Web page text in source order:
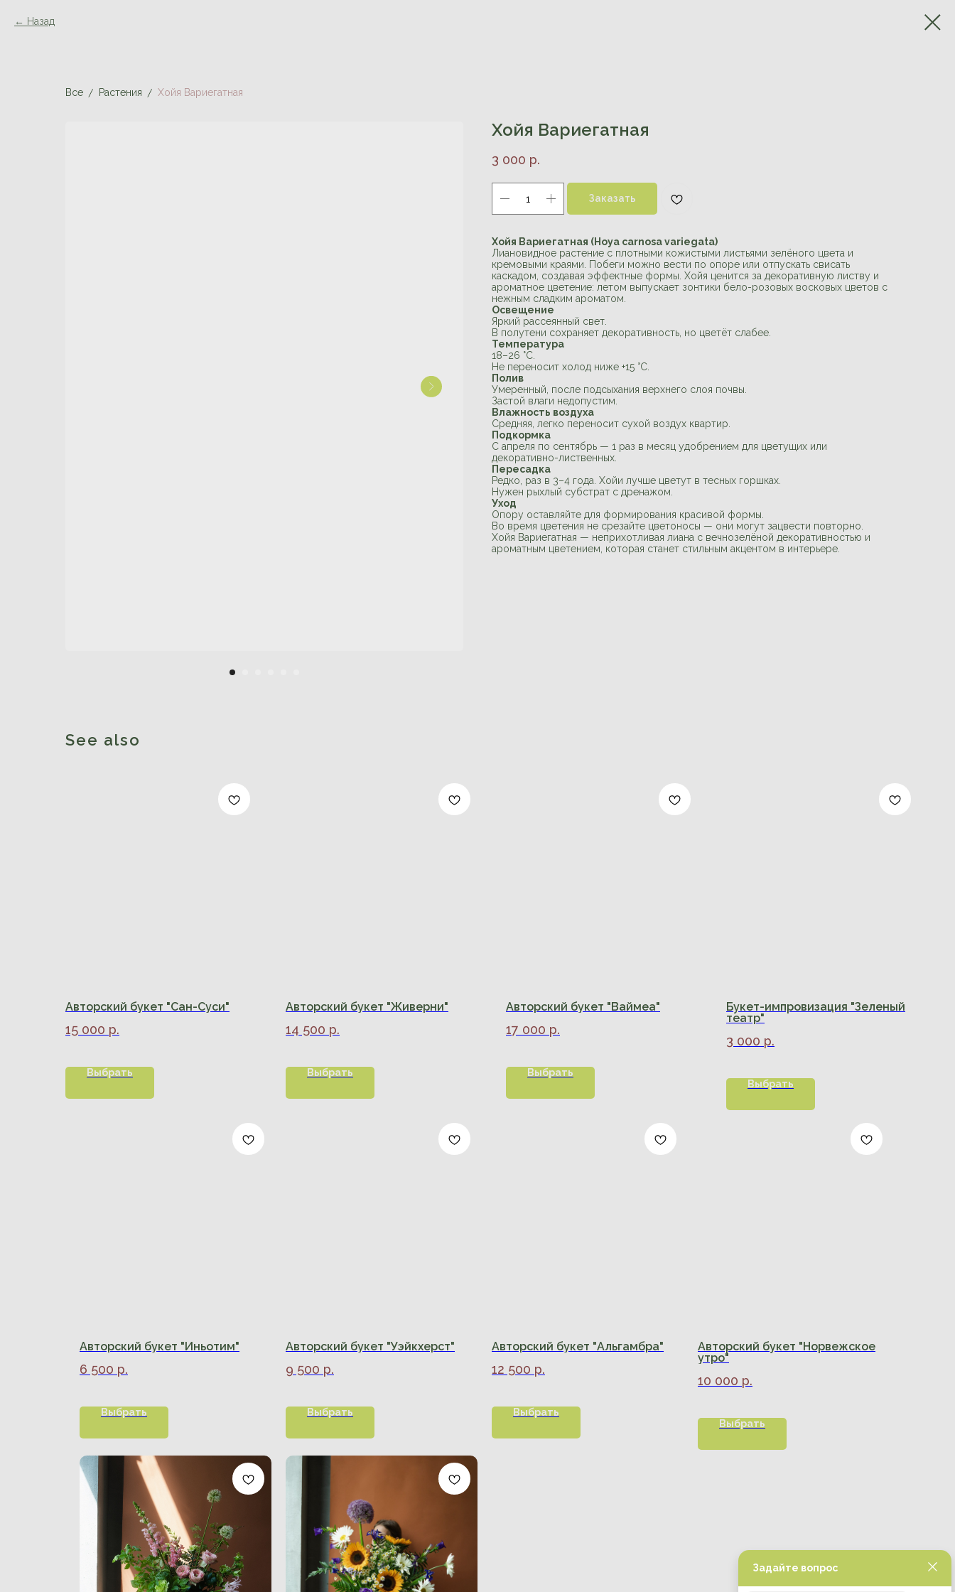
Назад
Все Растения Хойя Вариегатная
Хойя Вариегатная
3 000 р.
Заказать
Хойя Вариегатная (Hoya carnosa variegata)
Лиановидное растение с плотными кожистыми листьями зелёного цвета и
кремовыми краями. Побеги можно вести по опоре или отпускать свисать
каскадом, создавая эффектные формы. Хойя ценится за декоративную листву и
ароматное цветение: летом выпускает зонтики бело-розовых восковых цветов с
нежным сладким ароматом.
Освещение
Яркий рассеянный свет.
В полутени сохраняет декоративность, но цветёт слабее.
Температура
18–26 °C.
Не переносит холод ниже +15 °C.
Полив
Умеренный, после подсыхания верхнего слоя почвы.
Застой влаги недопустим.
Влажность воздуха
Средняя, легко переносит сухой воздух квартир.
Подкормка
С апреля по сентябрь — 1 раз в месяц удобрением для цветущих или
декоративно-лиственных.
Пересадка
Редко, раз в 3–4 года. Хойи лучше цветут в тесных горшках.
Нужен рыхлый субстрат с дренажом.
Уход
Опору оставляйте для формирования красивой формы.
Во время цветения не срезайте цветоносы — они могут зацвести повторно.
Хойя Вариегатная — неприхотливая лиана с вечнозелёной декоративностью и
ароматным цветением, которая станет стильным акцентом в интерьере.
See also
Авторский букет "Сан-Суси"
15 000 р.
Выбрать
Авторский букет "Живерни"
14 500 р.
Выбрать
Авторский букет "Ваймеа"
17 000 р.
Выбрать
Букет-импровизация "Зеленый
театр"
3 000 р.
Выбрать
Авторский букет "Иньотим"
6 500 р.
Выбрать
Авторский букет "Уэйкхерст"
9 500 р.
Выбрать
Авторский букет "Альгамбра"
12 500 р.
Выбрать
Авторский букет "Норвежское
утро"
10 000 р.
Выбрать
Задайте вопрос